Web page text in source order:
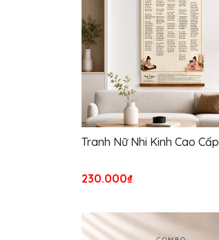
Tranh Nữ Nhi Kinh Cao Cấp
230.000₫